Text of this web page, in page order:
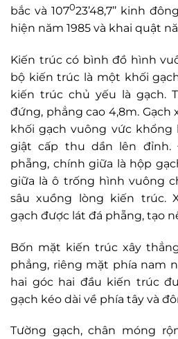
bắc và 107023’48,7’’ kinh
hiện năm 1985 và khai quật
Kiến trúc có bình đồ hình
bộ kiến trúc là một khối
kiến trúc chủ yếu là gạch.
đứng, phẳng cao 4,8m.
khối gạch vuông vức khổng
giật cấp thu dần lên đỉnh.
phẵng, chính giữa là hộp
giữa là ô trống hình vuông
sâu xuồng lòng kiến trúc.
gạch được lát đá phẵng, tạo
Bốn mặt kiến trúc xây
phẳng, riêng mặt phía nam
hai góc hai đầu kiến trúc
gạch kéo dài về phía tây và
Tường gạch, chân móng